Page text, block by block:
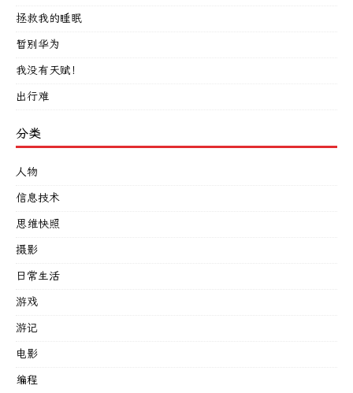
拯救我的睡眠
暂别华为
我没有天赋！
出行难
分类
人物
信息技术
思维快照
摄影
日常生活
游戏
游记
电影
编程